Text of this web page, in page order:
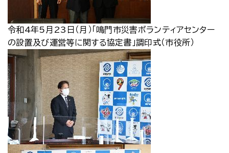
令和4年5月23日（月）「鳴門市災害ボランティアセンター
の設置及び運営等に関する協定書」調印式（市役所）